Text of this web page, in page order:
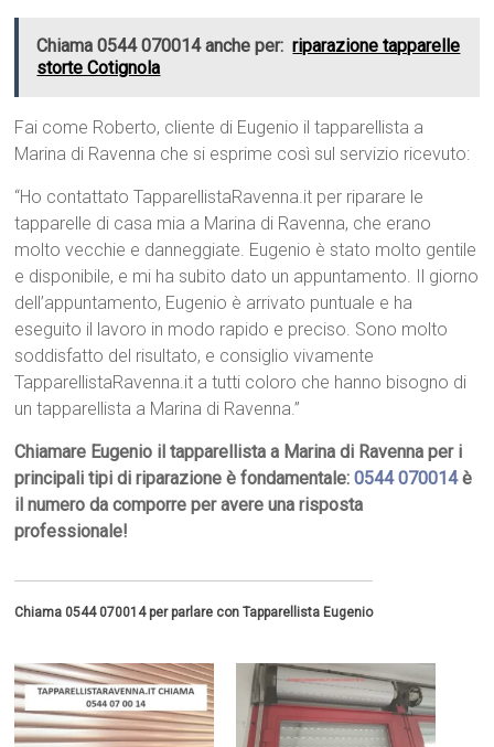
Chiama 0544 070014 anche per: riparazione tapparelle
storte Cotignola
Fai come Roberto, cliente di Eugenio il tapparellista a
Marina di Ravenna che si esprime così sul servizio ricevuto:
“Ho contattato TapparellistaRavenna.it per riparare le
tapparelle di casa mia a Marina di Ravenna, che erano
molto vecchie e danneggiate. Eugenio è stato molto gentile
e disponibile, e mi ha subito dato un appuntamento. Il giorno
dell’appuntamento, Eugenio è arrivato puntuale e ha
eseguito il lavoro in modo rapido e preciso. Sono molto
soddisfatto del risultato, e consiglio vivamente
TapparellistaRavenna.it a tutti coloro che hanno bisogno di
un tapparellista a Marina di Ravenna.”
Chiamare Eugenio il tapparellista a Marina di Ravenna per i
principali tipi di riparazione è fondamentale:0544 070014è
il numero da comporre per avere una risposta
professionale!
Chiama 0544 070014 per parlare con Tapparellista Eugenio